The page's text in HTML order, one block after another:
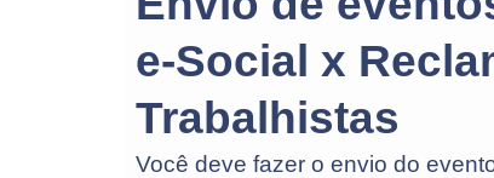
e-Social x
Trabalhistas
Você deve fazer o envio do